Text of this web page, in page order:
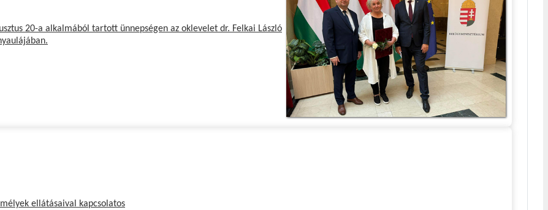
20-a alkalmából tartott ünnepségen az oklevelet dr. Felkai László
ellátásaival kapcsolatos